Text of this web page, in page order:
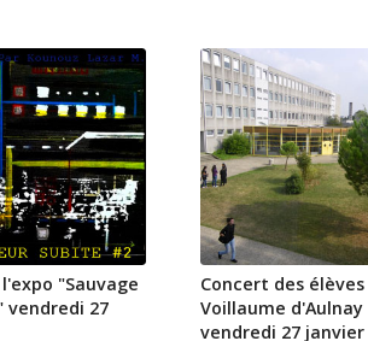
"Sauvage
vendredi 27
Concert des élèves
Voillaume d'Aulnay
vendredi 27 janvier